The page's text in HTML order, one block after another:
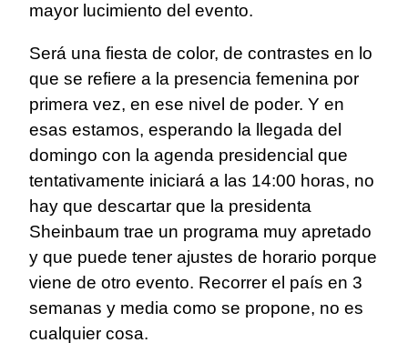
mayor lucimiento del evento.
Será una fiesta de color, de contrastes en lo
que se refiere a la presencia femenina por
primera vez, en ese nivel de poder. Y en
esas estamos, esperando la llegada del
domingo con la agenda presidencial que
tentativamente iniciará a las 14:00 horas, no
hay que descartar que la presidenta
Sheinbaum trae un programa muy apretado
y que puede tener ajustes de horario porque
viene de otro evento. Recorrer el país en 3
semanas y media como se propone, no es
cualquier cosa.